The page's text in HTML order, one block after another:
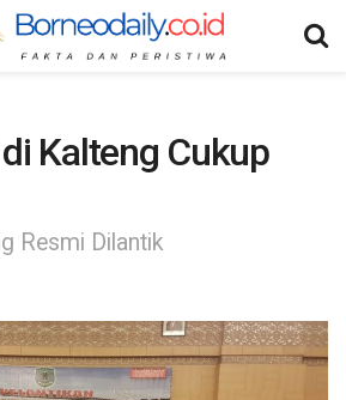
Kalteng Cukup
Resmi Dilantik